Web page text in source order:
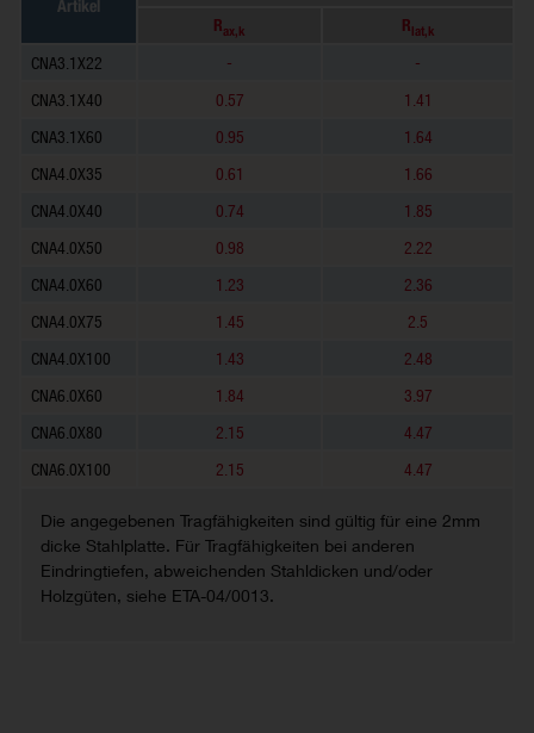
Artikel
Rax,k Rlat,k
CNA3.1X22 -
-
CNA3.1X40
0.57
1.41
CNA3.1X60
0.95
1.64
CNA4.0X35
0.61
1.66
CNA4.0X40
0.74
1.85
CNA4.0X50
0.98
2.22
CNA4.0X60
1.23
2.36
CNA4.0X75
1.45
2.5
CNA4.0X100
1.43
2.48
CNA6.0X60
1.84
3.97
CNA6.0X80
2.15
4.47
CNA6.0X100
2.15 4.47
Die angegebenen Tragfähigkeiten sind gültig für eine 2mm
dicke Stahlplatte. Für Tragfähigkeiten bei anderen
Eindringtiefen, abweichenden Stahldicken und/oder
Holzgüten, siehe ETA-04/0013.